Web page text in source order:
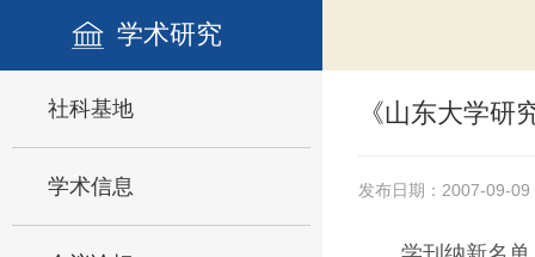
学术研究
社科基地
学术信息
《山东大学研
发布日期：2007-09-09